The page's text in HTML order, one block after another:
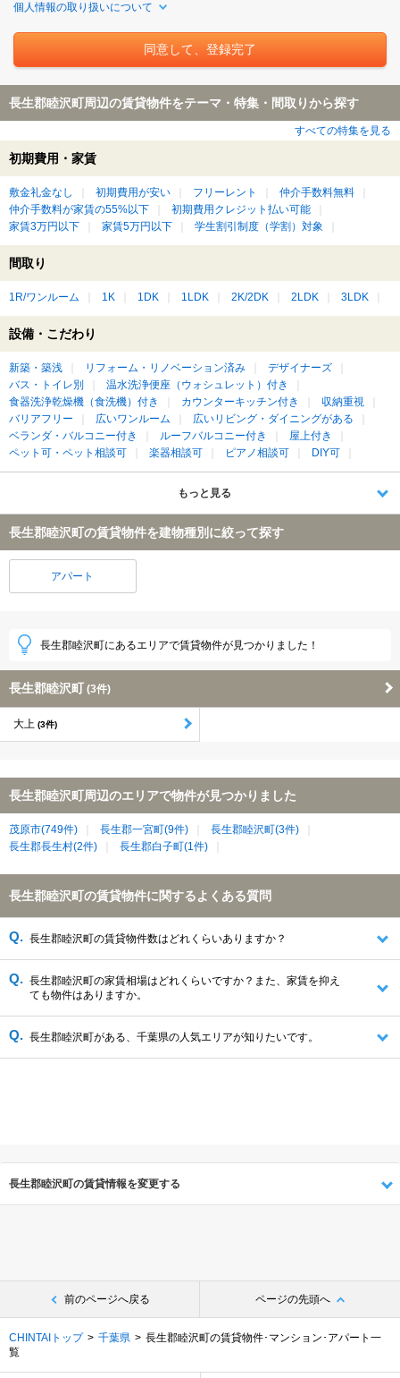
個人情報の取り扱いについて
長生郡睦沢町周辺の賃貸物件をテーマ・特集・間取りから探す
すべての特集を見る
初期費用・家賃
敷金礼金なし 初期費用が安い フリーレント
仲介手数料無料
仲介手数料が家賃の55%以下
初期費用クレジット払い可能
家賃3万円以下
家賃5万円以下 学生割引制度（学割）対象
間取り
1R/ワンルーム 1K 1DK 1LDK 2K/2DK 2LDK 3LDK
設備・こだわり
新築・築浅 リフォーム・リノベーション済み
デザイナーズ
バス・トイレ別
温水洗浄便座（ウォシュレット）付き
食器洗浄乾燥機（食洗機）付き
カウンターキッチン付き
収納重視
バリアフリー
広いワンルーム
広いリビング・ダイニングがある
ベランダ・バルコニー付き
ルーフバルコニー付き
屋上付き
ペット可・ペット相談可
楽器相談可 ピアノ相談可 DIY可
もっと見る
長生郡睦沢町の賃貸物件を建物種別に絞って探す
アパート
長生郡睦沢町にあるエリアで賃貸物件が見つかりました！
長生郡睦沢町 (3件)
大上 (3件)
長生郡睦沢町周辺のエリアで物件が見つかりました
茂原市(749件) 長生郡一宮町(9件)
長生郡睦沢町(3件)
長生郡長生村(2件)
長生郡白子町(1件)
長生郡睦沢町の賃貸物件に関するよくある質問
長生郡睦沢町の賃貸物件数はどれくらいありますか？
長生郡睦沢町の家賃相場はどれくらいですか？また、家賃を抑え
ても物件はありますか。
長生郡睦沢町がある、千葉県の人気エリアが知りたいです。
長生郡睦沢町の賃貸情報を変更する
前のページへ戻る ページの先頭へ
CHINTAIトップ 千葉県
長生郡睦沢町の賃貸物件･マンション･アパート一
覧